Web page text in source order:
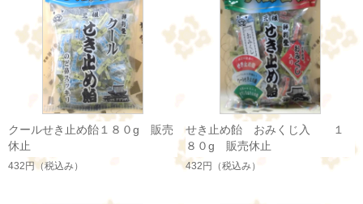
クールせき止め飴１８０g 販売
休止
432円（税込み）
せき止め飴 おみくじ入 １
８０g 販売休止
432円 （税込み）